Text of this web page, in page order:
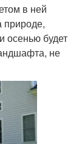
в ней
природе,
осенью будет
не